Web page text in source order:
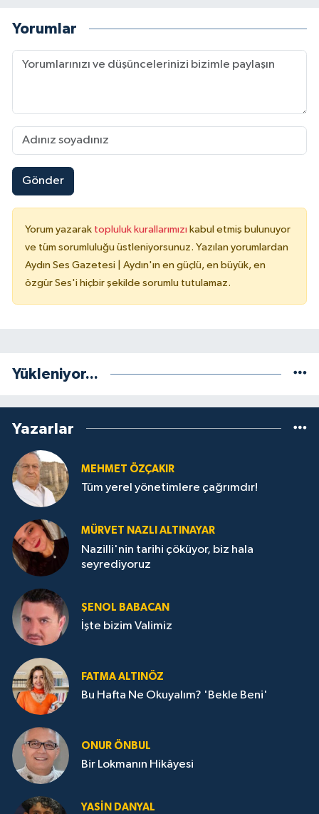
Yorumlar
Gönder
Yorum yazarak topluluk kurallarımızı kabul etmiş bulunuyor
ve tüm sorumluluğu üstleniyorsunuz. Yazılan yorumlardan
Aydın Ses Gazetesi | Aydın'ın en güçlü, en büyük, en
özgür Ses'i hiçbir şekilde sorumlu tutulamaz.
Yükleniyor...
Yazarlar
MEHMET ÖZÇAKIR
Tüm yerel yönetimlere çağrımdır!
MÜRVET NAZLI ALTINAYAR
Nazilli'nin tarihi çöküyor, biz hala
seyrediyoruz
ŞENOL BABACAN
İşte bizim Valimiz
FATMA ALTINÖZ
Bu Hafta Ne Okuyalım? 'Bekle Beni'
ONUR ÖNBUL
Bir Lokmanın Hikâyesi
YASIN DANYAL